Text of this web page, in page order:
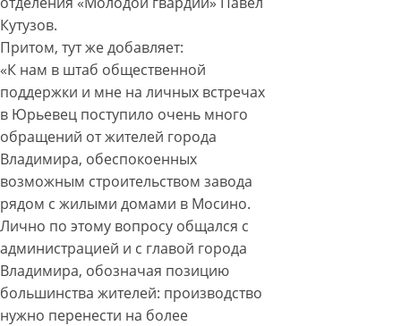
Кутузов.
Притом, тут же добавляет:
«К нам в штаб общественной
поддержки и мне на личных встречах
в Юрьевец поступило очень много
обращений от жителей города
Владимира, обеспокоенных
возможным строительством завода
рядом с жилыми домами в Мосино.
Лично по этому вопросу общался с
администрацией и с главой города
Владимира, обозначая позицию
большинства жителей: производство
нужно перенести на более